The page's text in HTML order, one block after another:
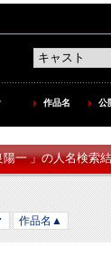
作品名 公
陽一 」の人名検索
作品名▲